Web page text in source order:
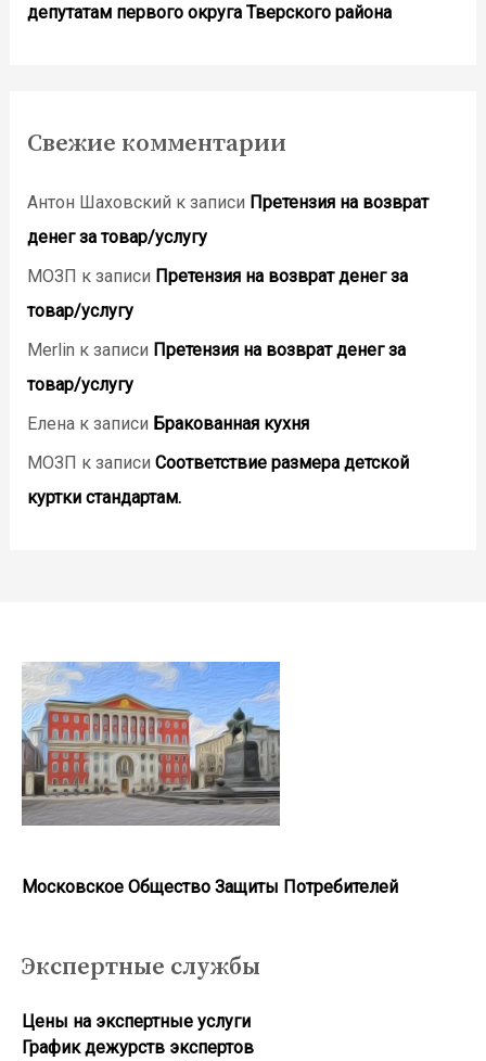
депутатам первого округа Тверского района
Свежие комментарии
Антон Шаховский к записи Претензия на возврат
денег за товар/услугу
МОЗП к записи Претензия на возврат денег за
товар/услугу
Merlin к записи Претензия на возврат денег за
товар/услугу
Еленак записи Бракованная кухня
МОЗП к записи Соответствие размера детской
куртки стандартам.
Московское Общество Защиты Потребителей
Экспертные службы
Цены на экспертные услуги
График дежурств экспертов